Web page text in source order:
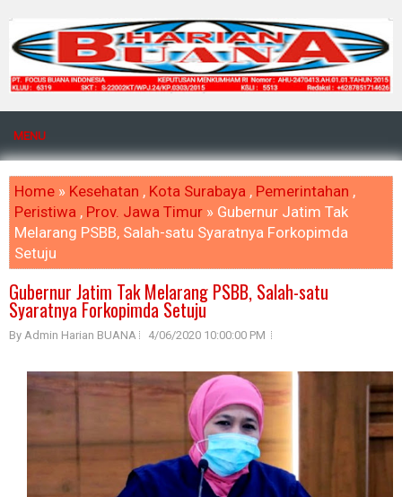
MENU
Home » Kesehatan , Kota Surabaya , Pemerintahan ,
Peristiwa , Prov. Jawa Timur » Gubernur Jatim Tak
Melarang PSBB, Salah-satu Syaratnya Forkopimda
Setuju
Gubernur Jatim Tak Melarang PSBB, Salah-satu
Syaratnya Forkopimda Setuju
By Admin Harian BUANA 4/06/2020 10:00:00 PM